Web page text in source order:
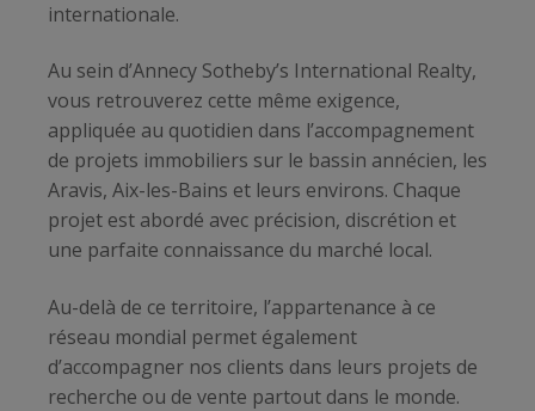
internationale.
Au sein d’Annecy Sotheby’s International Realty,
vous retrouverez cette même exigence,
appliquée au quotidien dans l’accompagnement
de projets immobiliers sur le bassin annécien, les
Aravis, Aix-les-Bains et leurs environs. Chaque
projet est abordé avec précision, discrétion et
une parfaite connaissance du marché local.
Au-delà de ce territoire, l’appartenance à ce
réseau mondial permet également
d’accompagner nos clients dans leurs projets de
recherche ou de vente partout dans le monde.